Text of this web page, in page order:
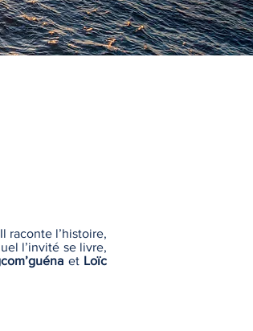
raconte l’histoire,
l’invité se livre,
et Loïc